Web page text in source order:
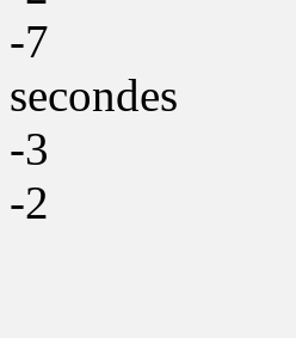
-7
secondes
-3
-2